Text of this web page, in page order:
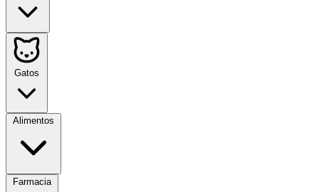
Gatos
Alimentos
Farmacia